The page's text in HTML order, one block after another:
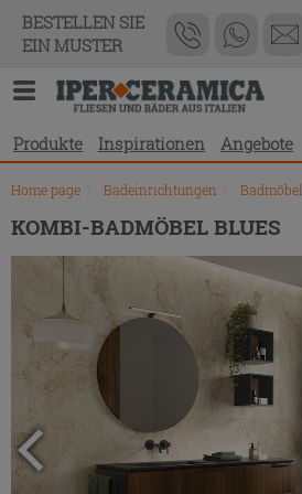
BESTELLEN SIE
EIN MUSTER
Produkte Inspirationen Angebote
Home page Badeinrichtungen Badmöbel
KOMBI-BADMÖBEL BLUES
Produktverzeichnis